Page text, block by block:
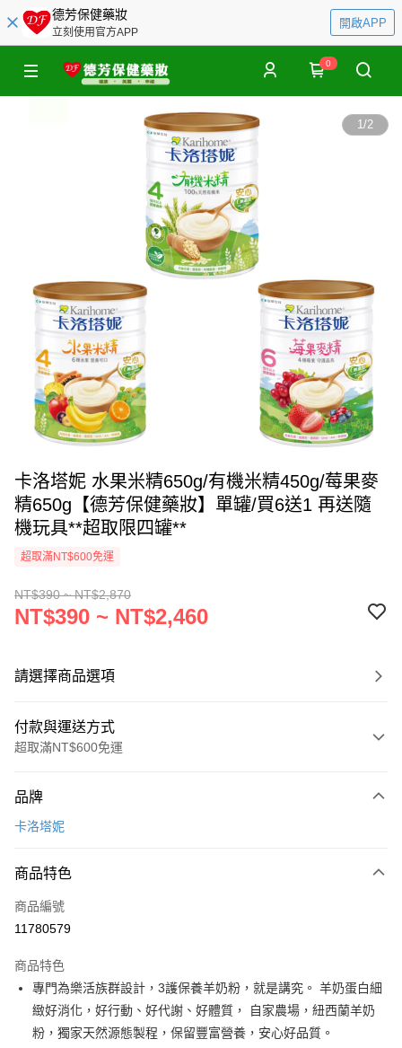
德芳保健藥妝
立刻使用官方APP
開啟APP
0
1/2
卡洛塔妮 水果米精650g/有機米精450g/莓果麥
精650g【德芳保健藥妝】單罐/買6送1 再送隨
機玩具**超取限四罐**
超取滿NT$600免運
NT$390 ~ NT$2,870
NT$390 ~ NT$2,460
請選擇商品選項
付款與運送方式
超取滿NT$600免運
信用卡一次付款
LINE Pay
Apple Pay
悠遊付
Google Pay
全盈+PAY
品牌
卡洛塔妮
商品特色
商品編號
11780579
商品特色
專門為樂活族群設計，3護保養羊奶粉，就是講究。 羊奶蛋白細
緻好消化，好行動、好代謝、好體質， 自家農場，紐西蘭羊奶
粉，獨家天然源態製程，保留豐富營養，安心好品質。